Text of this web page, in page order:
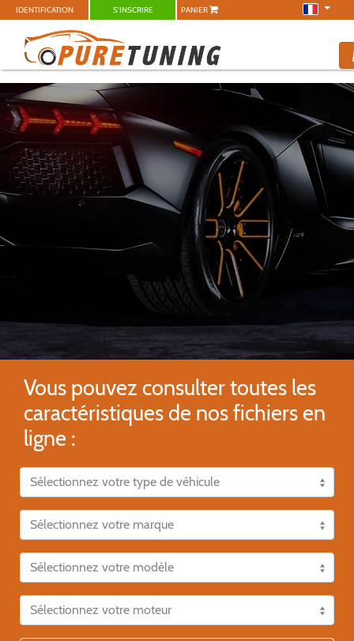
IDENTIFICATION S'INSCRIRE PANIER
Vous pouvez consulter toutes les
caractéristiques de nos fichiers en
ligne :